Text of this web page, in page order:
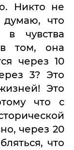
Никто не
что
в чувства
том, она
через 10
3? Это
Это
что с
через 20
что